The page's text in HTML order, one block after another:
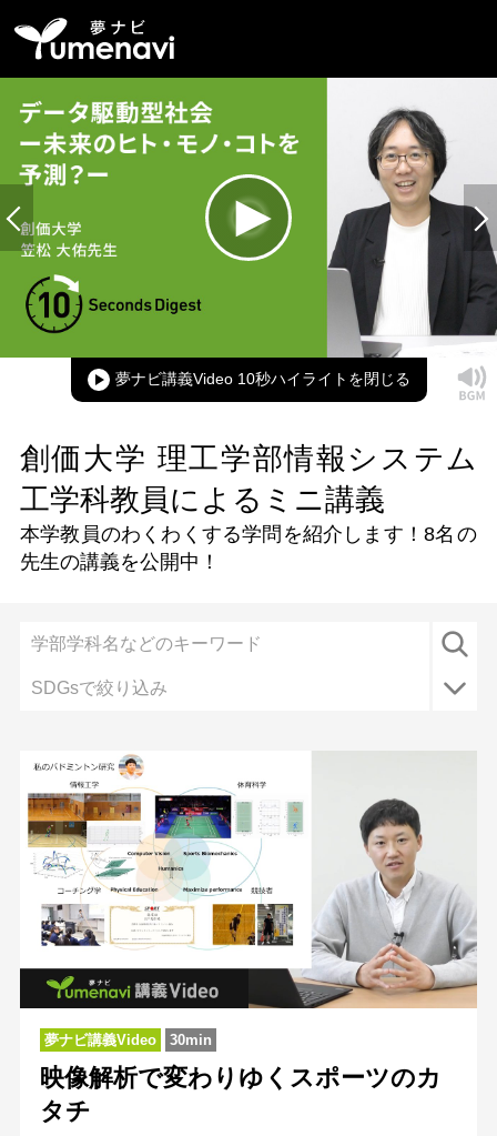
Time
Picture-
in-
Picture
夢ナビ講義Video 10秒ハイライト
創価大学 理工学部情報システム
工学科教員によるミニ講義
本学教員のわくわくする学問を紹介します！8名 の
先生の講義を公開中！
SDGsで絞り込み
夢ナビ講義Video 30min
映像解析で変わりゆくスポーツのカ
タチ